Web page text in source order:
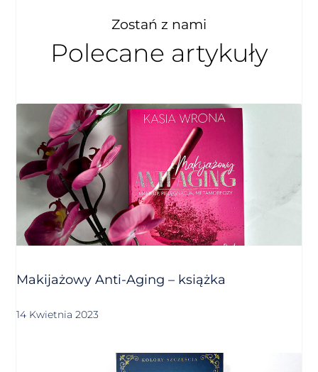
Zostań z nami
Polecane artykuły
Makijażowy Anti-Aging – książka
14 Kwietnia 2023